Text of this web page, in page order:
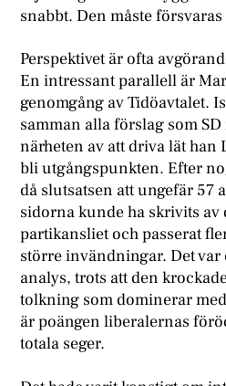
snabbt. Den måste
Perspektivet är ofta
En intressant parallell är
genomgång av Tidöavtalet.
samman alla förslag som
närheten av att driva lät
bli utgångspunkten. Efter
då slutsatsen att ungefär 57
sidorna kunde ha skrivits av
partikansliet och passerat
större invändningar. Det
analys, trots att den
tolkning som dominerar
är poängen liberalernas
totala seger.